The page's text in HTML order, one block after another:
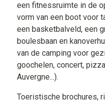
een fitnessruimte in de
vorm van een boot voor
een basketbalveld, een
boulesbaan en
van de camping voor
goochelen, concert,
Auvergne...).
Toeristische brochures,